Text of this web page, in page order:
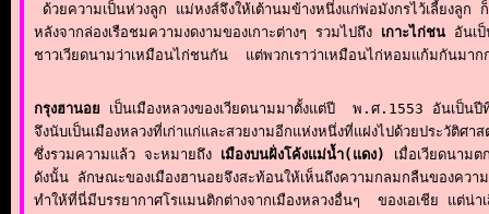
ด้วยความเป็นห่วงลูก แม่หงส์จึงให้เต้านมข้างหนึ่งแก่พ่อมังกรไว้เลี้ยง
หลังจากล่องเรือชมความงดงามของเกาะต่างๆ รวมไปถึง เกาะไก่ชน อันเ
ชาวเวียดนามว่าเหมือนไก่ชนกัน  แต่พวกเราว่าเหมือนไก่หอมแก้มกันมาก
กรุงฮานอย เป็นเมืองหลวงของเวียดนามมาตั้งแต่ปี  พ.ศ.1553 อันเป็
จึงนับเป็นเมืองหลวงที่เก่าแก่และสวยงามอีกแห่งหนึ่งที่แฝงไปด้วยประวัติ
ซึ่งรวมความแล้ว จะหมายถึง เมืองบนฝั่งโค้งแม่น้ำ(แดง)
เมื่อเวียดนาม
ดังนั้น ลักษณะของเมืองฮานอยจึงสะท้อนให้เห็นถึงความกลมกลืนของคว
ทำให้ที่นี่มีบรรยากาศโรแมนติกต่างจากเมืองหลวงอื่นๆ  ของเอเชีย แต่